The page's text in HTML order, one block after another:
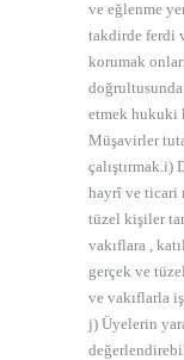
ve eğlenme
takdirde ferdi
korumak
doğrultusunda
etmek hukuki
Müşavirler
çalıştırmak.i)
hayrî ve ticari
tüzel kişiler
vakıflara ,
gerçek ve
ve vakıflarla
j) Üyelerin